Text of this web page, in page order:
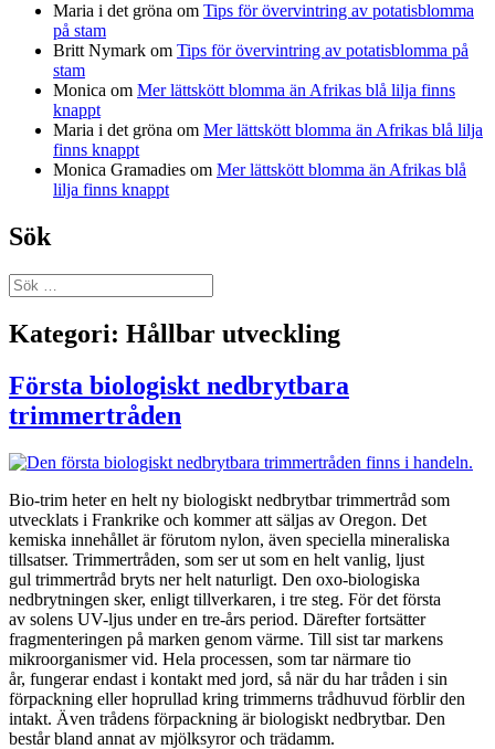
Maria i det gröna om Tips för övervintring av potatisblomma
på stam
Britt Nymark om Tips för övervintring av potatisblomma på
stam
Monica om Mer lättskött blomma än Afrikas blå lilja finns
knappt
Maria i det gröna om Mer lättskött blomma än Afrikas blå lilja
finns knappt
Monica Gramadies om Mer lättskött blomma än Afrikas blå
lilja finns knappt
Sök
Sök
efter:
Kategori: Hållbar utveckling
Första biologiskt nedbrytbara
trimmertråden
Bio-trim heter en helt ny biologiskt nedbrytbar trimmertråd som
utvecklats i Frankrike och kommer att säljas av Oregon. Det
kemiska innehållet är förutom nylon, även speciella mineraliska
tillsatser. Trimmertråden, som ser ut som en helt vanlig, ljust
gul trimmertråd bryts ner helt naturligt. Den oxo-biologiska
nedbrytningen sker, enligt tillverkaren, i tre steg. För det första
av solens UV-ljus under en tre-års period. Därefter fortsätter
fragmenteringen på marken genom värme. Till sist tar markens
mikroorganismer vid. Hela processen, som tar närmare tio
år, fungerar endast i kontakt med jord, så när du har tråden i sin
förpackning eller hoprullad kring trimmerns trådhuvud förblir den
intakt. Även trådens förpackning är biologiskt nedbrytbar. Den
består bland annat av mjölksyror och trädamm.